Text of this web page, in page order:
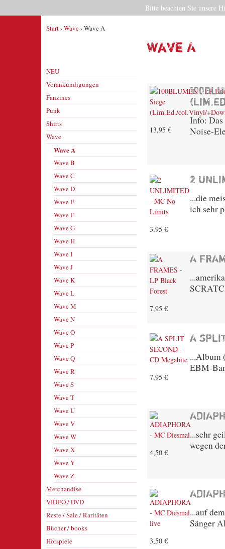
Start›Wave› Wave A
Wave A
NEU
Vorankündigungen
Fanzines
Punk
Shirts
Wave
Wave A
Wave B
Wave C
Wave D
Wave E
Wave F
Wave G
Wave H
Wave I
Wave J
Wave K
Wave L
Wave M
Wave N
Wave O
Wave P
Wave Q
Wave R
Wave S
Wave T
Wave U
Wave V
Wave W
Wave X
Wave Y
Wave Z
Merchandise
VIDEO / DVD
Reste / Sale / Raritäten
Bücher / books
Hörspiele
13,95 €
Info:
Noise-
3,95 €
2
...die
ich sehr
7,95 €
A
7,95 €
A
...Album
EBM-
4,50 €
...sehr
wegen
3,50 €
...auf
Sänger
Bitte beachten Sie unsere